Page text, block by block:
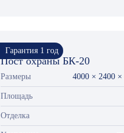
Гарантия 1 год
Пост охраны БК-20
Размеры 4000 × 2400
Площадь
Отделка